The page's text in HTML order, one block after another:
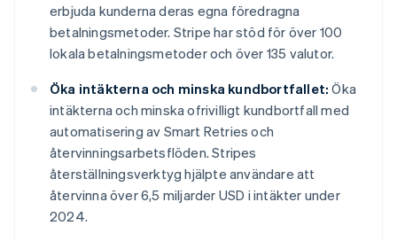
erbjuda kunderna deras egna föredragna
betalningsmetoder. Stripe har stöd för över 100
lokala betalningsmetoder och över 135 valutor.
Öka intäkterna och minska kundbortfallet: Öka
intäkterna och minska ofrivilligt kundbortfall med
automatisering av Smart Retries och
återvinningsarbetsflöden. Stripes
återställningsverktyg hjälpte användare att
återvinna över 6,5 miljarder USD i intäkter under
2024.